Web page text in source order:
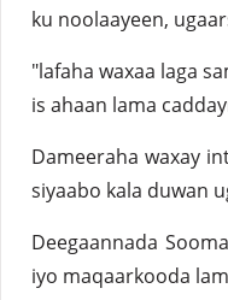
ku noolaayeen,
"lafaha waxaa laga
is ahaan lama
Dameeraha waxay
siyaabo kala duwan
Deegaannada
iyo maqaarkooda